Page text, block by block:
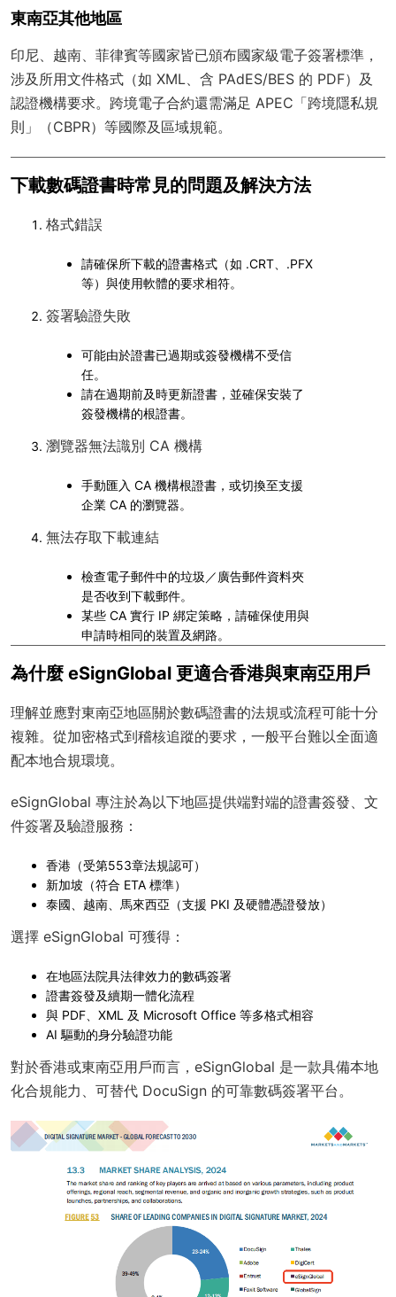
東南亞其他地區
印尼、越南、菲律賓等國家皆已頒布國家級電子簽署標準，
涉及所用文件格式（如 XML、含 PAdES/BES 的 PDF）及
認證機構要求。跨境電子合約還需滿足 APEC「跨境隱私規
則」（CBPR）等國際及區域規範。
下載數碼證書時常見的問題及解決方法
格式錯誤
請確保所下載的證書格式（如 .CRT、.PFX
等）與使用軟體的要求相符。
簽署驗證失敗
可能由於證書已過期或簽發機構不受信
任。
請在過期前及時更新證書，並確保安裝了
簽發機構的根證書。
瀏覽器無法識別 CA 機構
手動匯入 CA 機構根證書，或切換至支援
企業 CA 的瀏覽器。
無法存取下載連結
檢查電子郵件中的垃圾／廣告郵件資料夾
是否收到下載郵件。
某些 CA 實行 IP 綁定策略，請確保使用與
申請時相同的裝置及網路。
為什麼 eSignGlobal 更適合香港與東南亞用戶
理解並應對東南亞地區關於數碼證書的法規或流程可能十分
複雜。從加密格式到稽核追蹤的要求，一般平台難以全面適
配本地合規環境。
eSignGlobal 專注於為以下地區提供端對端的證書簽發、文
件簽署及驗證服務：
香港（受第553章法規認可）
新加坡（符合 ETA 標準）
泰國、越南、馬來西亞（支援 PKI 及硬體憑證發放）
選擇 eSignGlobal 可獲得：
在地區法院具法律效力的數碼簽署
證書簽發及續期一體化流程
與 PDF、XML 及 Microsoft Office 等多格式相容
AI 驅動的身分驗證功能
對於香港或東南亞用戶而言，eSignGlobal 是一款具備本地
化合規能力、可替代 DocuSign 的可靠數碼簽署平台。